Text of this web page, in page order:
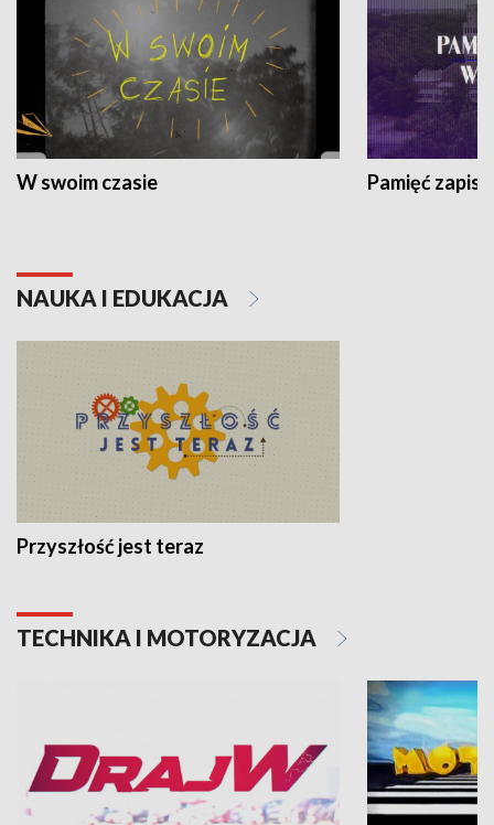
W swoim czasie Pamięć
NAUKA I EDUKACJA
Przyszłość jest teraz
TECHNIKA I MOTORYZACJA